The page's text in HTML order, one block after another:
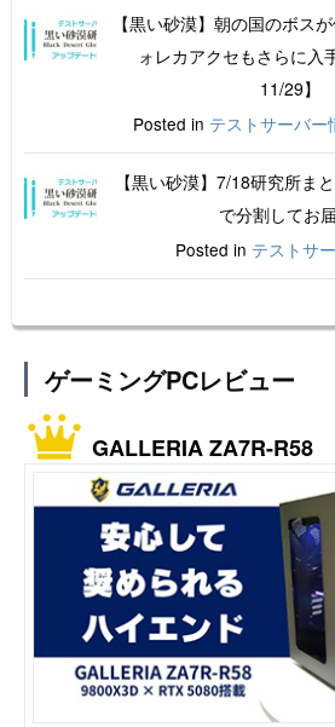
【黒い砂漠】朝の国のボス
ォレカアクセもさらに入
11/29】
Posted in テストサーバー
【黒い砂漠】7/18研究所ま
で分割してお
Posted in テストサ
ゲーミングPCレビュー
GALLERIA ZA7R-R58